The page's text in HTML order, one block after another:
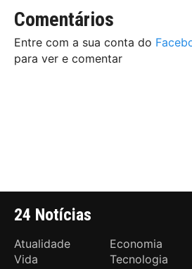
Comentários
Entre com a sua conta do
para ver e comentar
24 Notícias
Atualidade Economia
Vida
Tecnologia